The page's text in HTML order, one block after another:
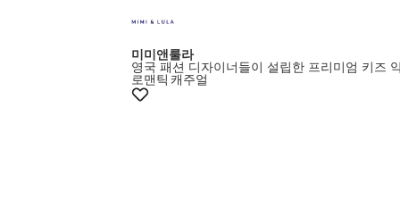
미미앤룰라
영국 패션 디자이너들이 설립한 프리미엄 키즈
로맨틱 캐주얼